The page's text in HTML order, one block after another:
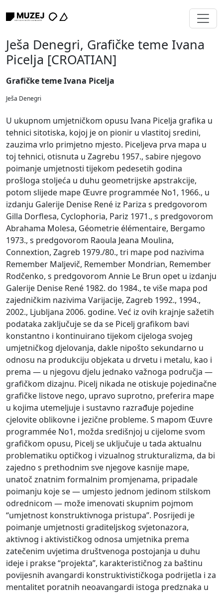
Ješa Denegri, Grafičke teme Ivana
Picelja [CROATIAN]
Grafičke teme Ivana Picelja
Ješa Denegri
U ukupnom umjetničkom opusu Ivana Picelja grafika u
tehnici sitotiska, kojoj je on pionir u vlastitoj sredini,
zauzima vrlo primjetno mjesto. Piceljeva prva mapa u
toj tehnici, otisnuta u Zagrebu 1957., sabire njegovo
poimanje umjetnosti tijekom pedesetih godina
prošloga stoljeća u duhu geometrijske apstrakcije,
potom slijede mape Œuvre programmée No1, 1966., u
izdanju Galerije Denise René iz Pariza s predgovorom
Gilla Dorflesa, Cyclophoria, Pariz 1971., s predgovorom
Abrahama Molesa, Géometrie élémentaire, Bergamo
1973., s predgovorom Raoula Jeana Moulina,
Connextion, Zagreb 1979./80., tri mape pod nazivima
Remember Maljevič, Remember Mondrian, Remember
Rodčenko, s predgovorom Annie Le Brun opet u izdanju
Galerije Denise René 1982. do 1984., te više mapa pod
zajedničkim nazivima Varijacije, Zagreb 1992., 1994.,
2002., Ljubljana 2006. godine. Već iz ovih krajnje sažetih
podataka zaključuje se da se Picelj grafikom bavi
konstantno i kontinuirano tijekom cijeloga svojeg
umjetničkog djelovanja, dakle nipošto sekundarno u
odnosu na produkciju objekata u drvetu i metalu, kao i
prema — u njegovu djelu jednako važnoga područja —
grafičkom dizajnu. Picelj nikada ne otiskuje pojedinačne
grafičke listove nego, upravo suprotno, preferira mape
u kojima utemeljuje i sustavno razrađuje pojedine
cjelovite oblikovne i jezične probleme. S mapom Œuvre
programmée No1, možda središnjoj u cijelome svom
grafičkom opusu, Picelj se uključuje u tada aktualnu
problematiku optičkog i vizualnog strukturalizma, da bi
zajedno s prethodnim sve njegove kasnije mape,
unatoč znatnim formalnim promjenama, pripadale
poimanju koje se — umjesto jednom jedinom stilskom
odrednicom — može imenovati skupnim pojmom
“umjetnost konstruktivnoga pristupa”. Posrijedi je
poimanje umjetnosti graditeljskog svjetonazora,
aktivnog i aktivističkog odnosa umjetnika prema
zatečenim uvjetima društvenoga postojanja u duhu
ideje i prakse “projekta”, karakterističnog za baštinu
povijesnih avangardi konstruktivističkoga podrijetla i za
mentalitet poratnih neoavangardi istoga predznaka u